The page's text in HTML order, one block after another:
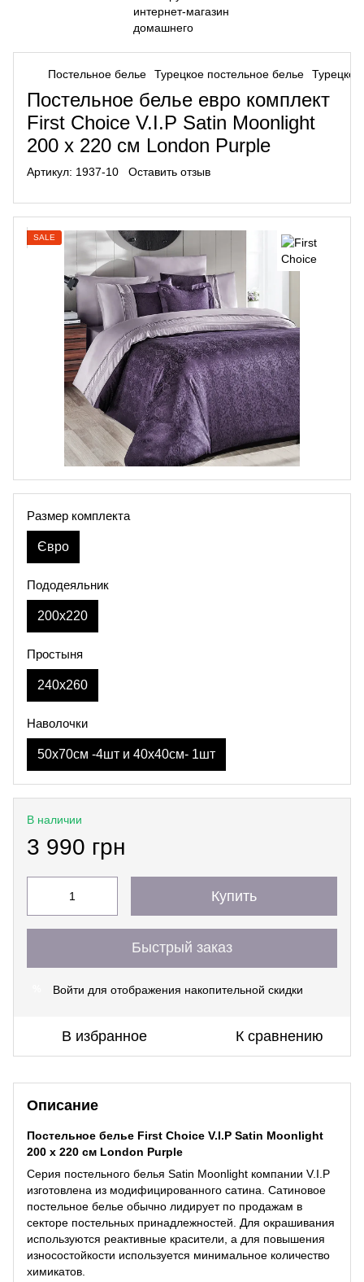
Постельное белье Турецкое постельное белье
Постельное белье евро комплект
First Choice V.I.P Satin Moonlight
200 х 220 см London Purple
Артикул: 1937-10 Оставить отзыв
SALE
Размер комплекта
Євро
Пододеяльник
200х220
Простыня
240х260
Наволочки
50х70см -4шт и 40х40см- 1шт
В наличии
3 990 грн
Купить
Быстрый заказ
Войти для отображения накопительной скидки
В избранное К сравнению
Описание
Постельное белье First Choice V.I.P Satin Moonlight
200 х 220 см London Purple
Серия постельного белья Satin Moonlight компании V.I.P
изготовлена из модифицированного сатина. Сатиновое
постельное белье обычно лидирует по продажам в
секторе постельных принадлежностей. Для окрашивания
используются реактивные красители, а для повышения
износостойкости используется минимальное количество
химикатов.